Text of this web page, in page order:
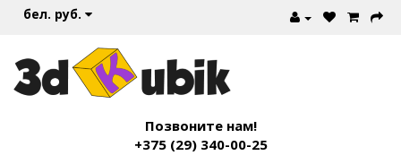
бел. руб.
Позвоните нам!
+375 (29) 340-00-25